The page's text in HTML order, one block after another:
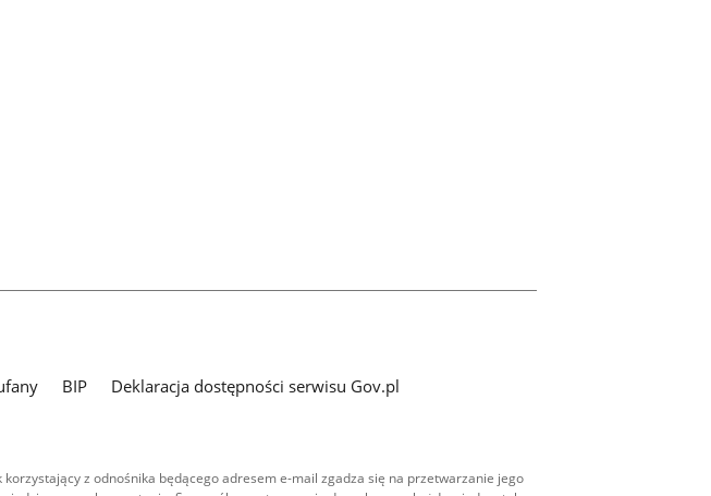
BIP
Deklaracja dostępności serwisu Gov.pl
z odnośnika będącego adresem e-mail zgadza się na przetwarzanie jego